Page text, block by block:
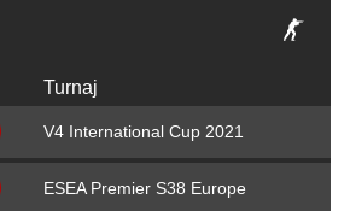
Turnaj
V4 International Cup 2021
ESEA Premier S38 Europe